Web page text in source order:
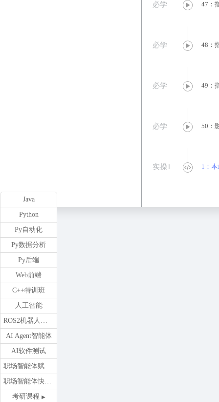
必学 47：
必学 48：
必学 49：
必学 50：
实操1 1：

Java
Python
Py自动化
Py数据分析
Py后端
Web前端
C++特训班
人工智能
ROS2机器人开发
AI Agent智能体
AI软件测试
职场智能体赋能训练营
职场智能体快速开发训练营
考研课程